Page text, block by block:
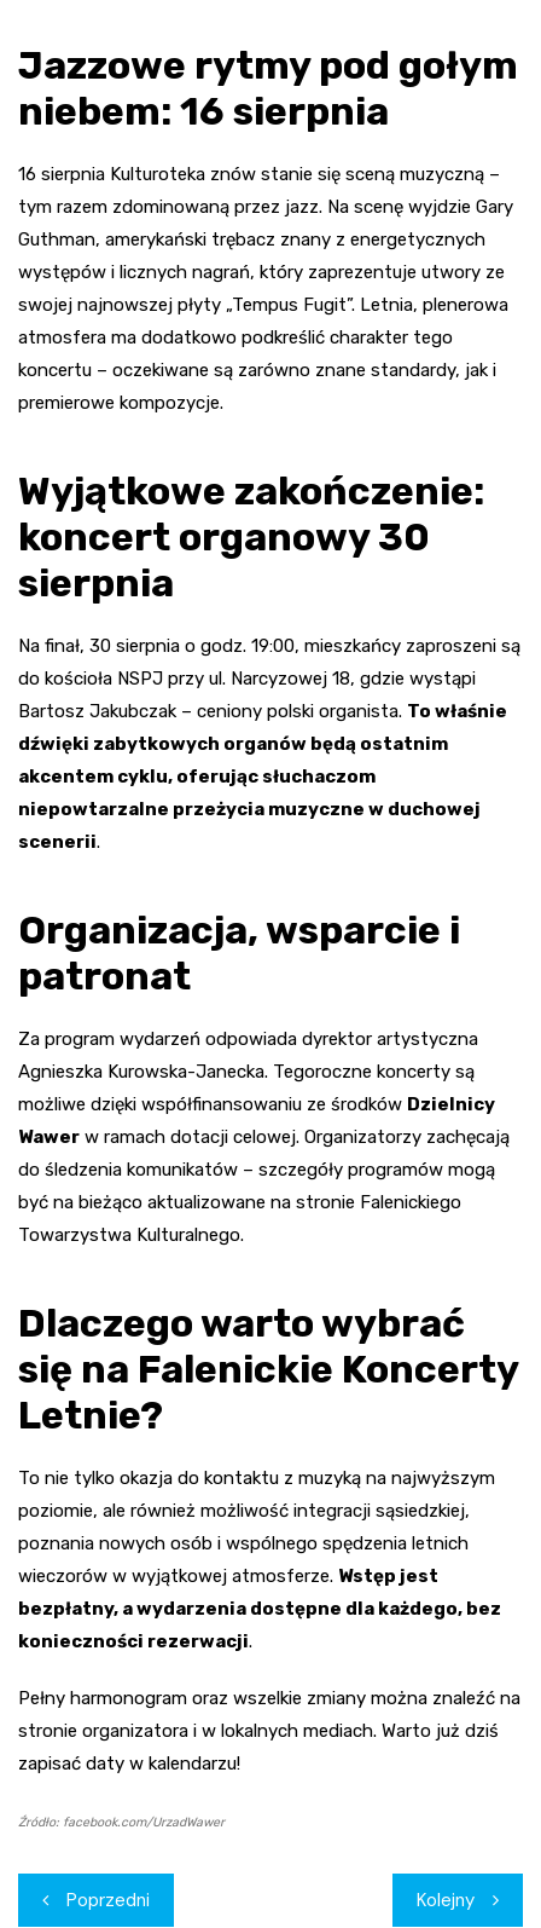
Jazzowe rytmy pod gołym
niebem: 16 sierpnia
16 sierpnia Kulturoteka znów stanie się sceną muzyczną –
tym razem zdominowaną przez jazz. Na scenę wyjdzie Gary
Guthman, amerykański trębacz znany z energetycznych
występów i licznych nagrań, który zaprezentuje utwory ze
swojej najnowszej płyty „Tempus Fugit”. Letnia, plenerowa
atmosfera ma dodatkowo podkreślić charakter tego
koncertu – oczekiwane są zarówno znane standardy, jak i
premierowe kompozycje.
Wyjątkowe zakończenie:
koncert organowy 30
sierpnia
Na finał, 30 sierpnia o godz. 19:00, mieszkańcy zaproszeni są
do kościoła NSPJ przy ul. Narcyzowej 18, gdzie wystąpi
Bartosz Jakubczak – ceniony polski organista. To właśnie
dźwięki zabytkowych organów będą ostatnim
akcentem cyklu, oferując słuchaczom
niepowtarzalne przeżycia muzyczne w duchowej
scenerii.
Organizacja, wsparcie i
patronat
Za program wydarzeń odpowiada dyrektor artystyczna
Agnieszka Kurowska-Janecka. Tegoroczne koncerty są
możliwe dzięki współfinansowaniu ze środków Dzielnicy
Wawer w ramach dotacji celowej. Organizatorzy zachęcają
do śledzenia komunikatów – szczegóły programów mogą
być na bieżąco aktualizowane na stronie Falenickiego
Towarzystwa Kulturalnego.
Dlaczego warto wybrać
się na Falenickie Koncerty
Letnie?
To nie tylko okazja do kontaktu z muzyką na najwyższym
poziomie, ale również możliwość integracji sąsiedzkiej,
poznania nowych osób i wspólnego spędzenia letnich
wieczorów w wyjątkowej atmosferze. Wstęp jest
bezpłatny, a wydarzenia dostępne dla każdego, bez
konieczności rezerwacji.
Pełny harmonogram oraz wszelkie zmiany można znaleźć na
stronie organizatora i w lokalnych mediach. Warto już dziś
zapisać daty w kalendarzu!
Źródło: facebook.com/UrzadWawer
Nawigacja
Poprzedni Kolejny